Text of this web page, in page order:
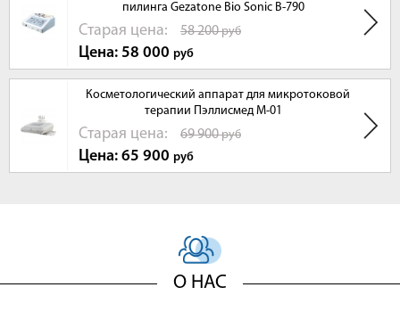
пилинга Gezatone Bio Sonic B-790
Cтарая цена: 58 200руб
Цена: 58 000 руб
Косметологический аппарат для микротоковой
терапии Пэллисмед М-01
Cтарая цена: 69 900руб
Цена: 65 900 руб
О НАС